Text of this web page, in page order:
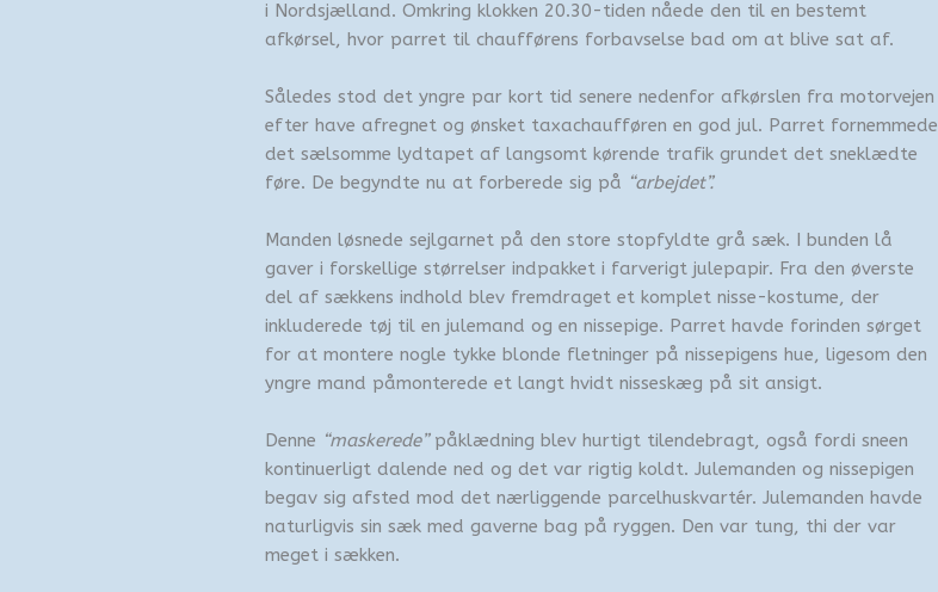
i Nordsjælland. Omkring klokken 20.30-tiden nåede den til en bestemt
afkørsel, hvor parret til chaufførens forbavselse bad om at blive sat af.
Således stod det yngre par kort tid senere nedenfor afkørslen fra motorvejen
efter have afregnet og ønsket taxachaufføren en god jul. Parret fornemmede
det sælsomme lydtapet af langsomt kørende trafik grundet det sneklædte
føre. De begyndte nu at forberede sig på “arbejdet”.
Manden løsnede sejlgarnet på den store stopfyldte grå sæk. I bunden lå
gaver i forskellige størrelser indpakket i farverigt julepapir. Fra den øverste
del af sækkens indhold blev fremdraget et komplet nisse-kostume, der
inkluderede tøj til en julemand og en nissepige. Parret havde forinden sørget
for at montere nogle tykke blonde fletninger på nissepigens hue, ligesom den
yngre mand påmonterede et langt hvidt nisseskæg på sit ansigt.
Denne “maskerede” påklædning blev hurtigt tilendebragt, også fordi sneen
kontinuerligt dalende ned og det var rigtig koldt. Julemanden og nissepigen
begav sig afsted mod det nærliggende parcelhuskvartér. Julemanden havde
naturligvis sin sæk med gaverne bag på ryggen. Den var tung, thi der var
meget i sækken.